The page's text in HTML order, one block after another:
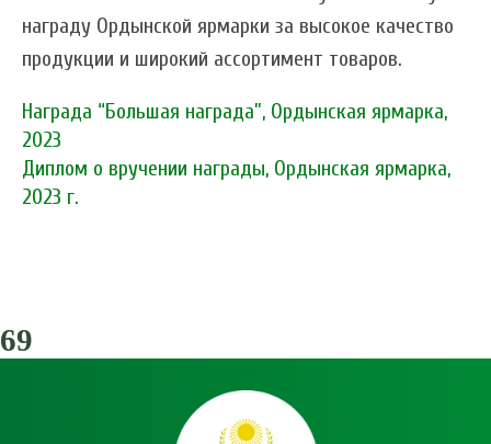
награду Ордынской ярмарки за высокое качество
продукции и широкий ассортимент товаров.
Награда “Большая награда”, Ордынская ярмарка,
2023
Диплом о вручении награды, Ордынская ярмарка,
2023 г.
69